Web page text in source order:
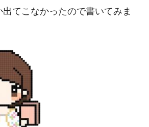
てこなかったので書いてみま